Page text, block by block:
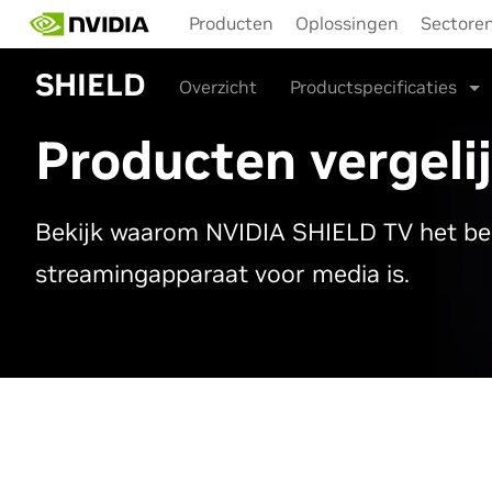
main
content
Producten Oplossingen
SHIELD Overzicht Productspecificaties
Producten
Bekijk waarom NVIDIA SHIELD TV het
streamingapparaat voor media is.